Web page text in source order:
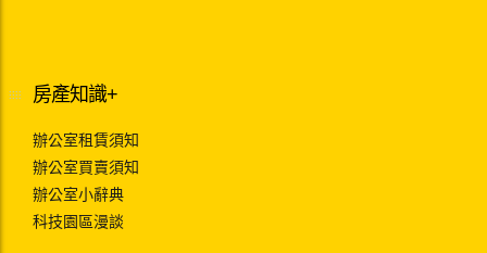
房產知識+
辦公室租賃須知
辦公室買賣須知
辦公室小辭典
科技園區漫談